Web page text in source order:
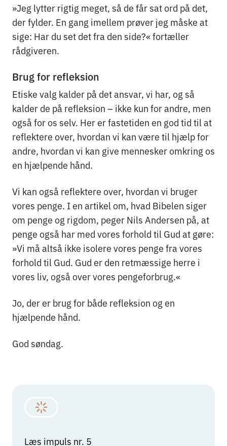
»Jeg lytter rigtig meget, så de får sat ord på det,
der fylder. En gang imellem prøver jeg måske at
sige: Har du set det fra den side?« fortæller
rådgiveren.
Brug for refleksion
Etiske valg kalder på det ansvar, vi har, og så
kalder de på refleksion – ikke kun for andre, men
også for os selv. Her er fastetiden en god tid til at
reflektere over, hvordan vi kan være til hjælp for
andre, hvordan vi kan give mennesker omkring os
en hjælpende hånd.
Vi kan også reflektere over, hvordan vi bruger
vores penge. I en artikel om, hvad Bibelen siger
om penge og rigdom, peger Nils Andersen på, at
penge også har med vores forhold til Gud at gøre:
»Vi må altså ikke isolere vores penge fra vores
forhold til Gud. Gud er den retmæssige herre i
vores liv, også over vores pengeforbrug.«
Jo, der er brug for både refleksion og en
hjælpende hånd.
God søndag.
Læs impuls nr. 5